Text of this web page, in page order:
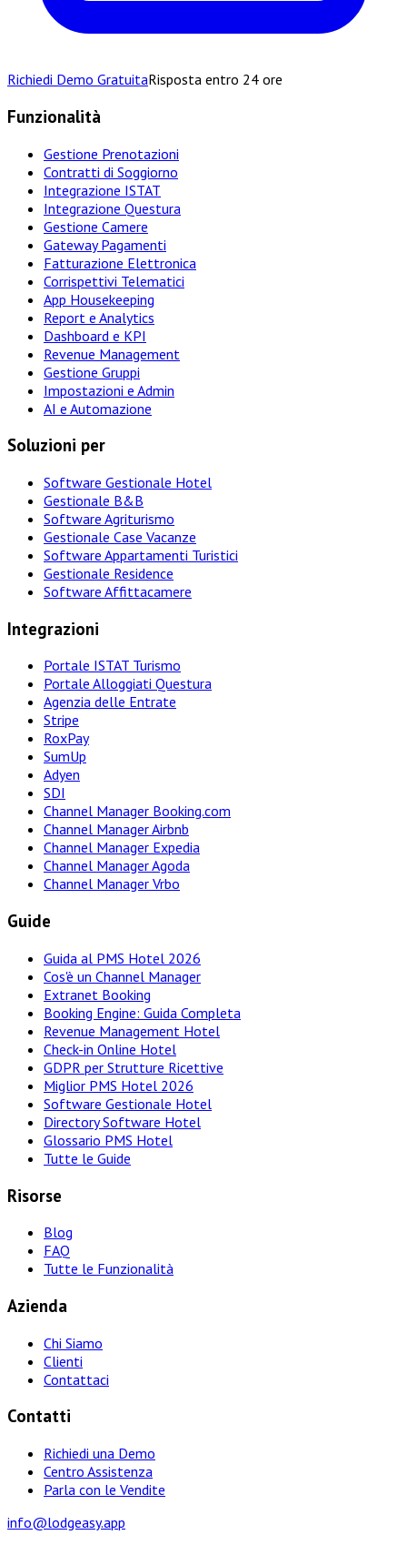
Richiedi Demo GratuitaRisposta entro 24 ore
Funzionalità
Gestione Prenotazioni
Contratti di Soggiorno
Integrazione ISTAT
Integrazione Questura
Gestione Camere
Gateway Pagamenti
Fatturazione Elettronica
Corrispettivi Telematici
App Housekeeping
Report e Analytics
Dashboard e KPI
Revenue Management
Gestione Gruppi
Impostazioni e Admin
AI e Automazione
Soluzioni per
Software Gestionale Hotel
Gestionale B&B
Software Agriturismo
Gestionale Case Vacanze
Software Appartamenti Turistici
Gestionale Residence
Software Affittacamere
Integrazioni
Portale ISTAT Turismo
Portale Alloggiati Questura
Agenzia delle Entrate
Stripe
RoxPay
SumUp
Adyen
SDI
Channel Manager Booking.com
Channel Manager Airbnb
Channel Manager Expedia
Channel Manager Agoda
Channel Manager Vrbo
Guide
Guida al PMS Hotel 2026
Cos'è un Channel Manager
Extranet Booking
Booking Engine: Guida Completa
Revenue Management Hotel
Check-in Online Hotel
GDPR per Strutture Ricettive
Miglior PMS Hotel 2026
Software Gestionale Hotel
Directory Software Hotel
Glossario PMS Hotel
Tutte le Guide
Risorse
Blog
FAQ
Tutte le Funzionalità
Azienda
Chi Siamo
Clienti
Contattaci
Contatti
Richiedi una Demo
Centro Assistenza
Parla con le Vendite
info@lodgeasy.app